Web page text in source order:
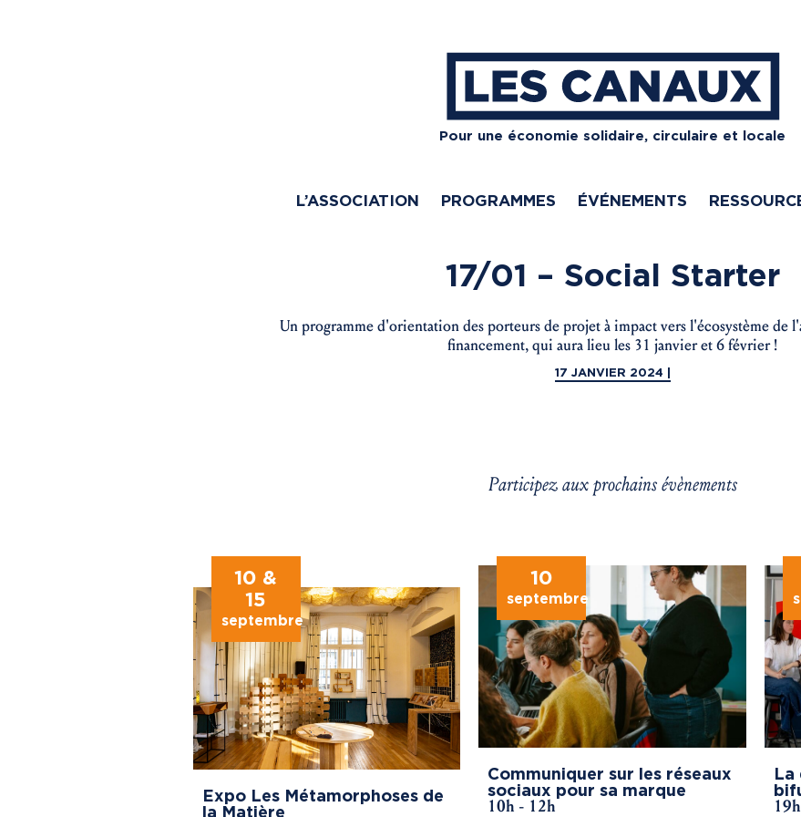
Pour une économie solidaire, circulaire et locale
L’ASSOCIATION PROGRAMMES ÉVÉNEMENTS
17/01 – Social Starter
Un programme d'orientation des porteurs de projet à impact vers l'écosystème de
financement, qui aura lieu les 31 janvier et 6 février !
17 JANVIER 2024 |
Participez aux prochains évènements
10 &
15
septembre
Expo Les Métamorphoses de
la Matière
10
septembre
Communiquer sur les réseaux
sociaux pour sa marque
10h - 12h
La